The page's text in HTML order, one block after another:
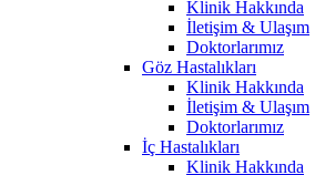
Klinik Hakkında
İletişim & Ulaşım
Doktorlarımız
Göz Hastalıkları
Klinik Hakkında
İletişim & Ulaşım
Doktorlarımız
İç Hastalıkları
Klinik Hakkında